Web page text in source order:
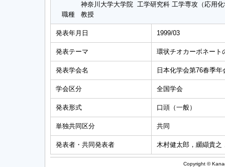
神奈川大学大学院 工学研究科 工学専攻（応用
職種
教授
発表年月日 1999/03
発表テーマ 環状チオカーボネート
発表学会名 日本化学会第76春季年
学会区分 全国学会
発表形式 口頭（一般）
単独共同区分 共同
発表者・共同発表者 木村健太郎，纐纈貴之
Copyright ©